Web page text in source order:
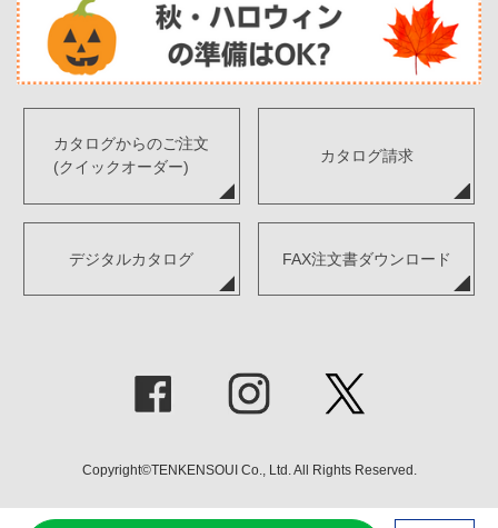
カタログからのご注文
(クイックオーダー)
カタログ請求
デジタルカタログ FAX注文書ダウンロード
Copyright©TENKENSOUI Co., Ltd. All Rights Reserved.